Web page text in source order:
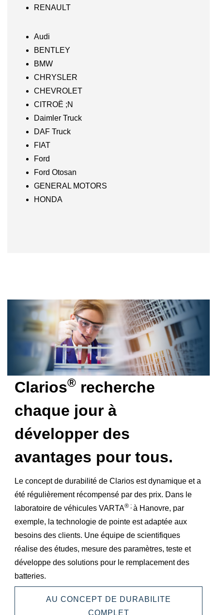
RENAULT
Audi
BENTLEY
BMW
CHRYSLER
CHEVROLET
CITROË ;N
Daimler Truck
DAF Truck
FIAT
Ford
Ford Otosan
GENERAL MOTORS
HONDA
Clarios® recherche
chaque jour à
développer des
avantages pour tous.
Le concept de durabilité de Clarios est dynamique et a
été régulièrement récompensé par des prix. Dans le
laboratoire de véhicules VARTA® ; à Hanovre, par
exemple, la technologie de pointe est adaptée aux
besoins des clients. Une équipe de scientifiques
réalise des études, mesure des paramètres, teste et
développe des solutions pour le remplacement des
batteries.
AU CONCEPT DE DURABILITE
COMPLET